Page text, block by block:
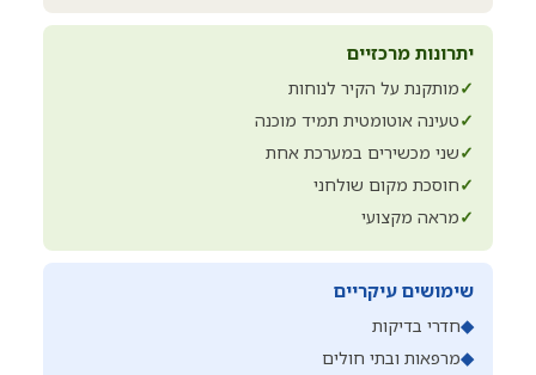
יתרונות מרכזיים
✓מותקנת על הקיר לנוחות
✓טעינה אוטומטית תמיד מוכנה
✓שני מכשירים במערכת אחת
✓חוסכת מקום שולחני
✓מראה מקצועי
שימושים עיקריים
◆חדרי בדיקות
◆מרפאות ובתי חולים